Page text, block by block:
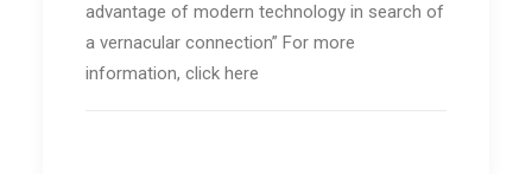
advantage of modern technology in search of
a vernacular connection” For more
information, click here